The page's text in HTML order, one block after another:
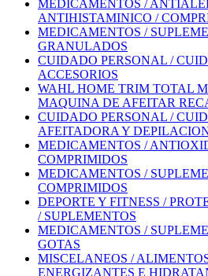
MEDICAMENTOS /
ANTIHISTAMINICO /
MEDICAMENTOS /
GRANULADOS
CUIDADO PERSONAL /
ACCESORIOS
WAHL HOME TRIM TOTAL
MAQUINA DE AFEITAR
CUIDADO PERSONAL /
AFEITADORA Y
MEDICAMENTOS /
COMPRIMIDOS
MEDICAMENTOS /
COMPRIMIDOS
DEPORTE Y FITNESS /
/ SUPLEMENTOS
MEDICAMENTOS /
GOTAS
MISCELANEOS /
ENERGIZANTES E